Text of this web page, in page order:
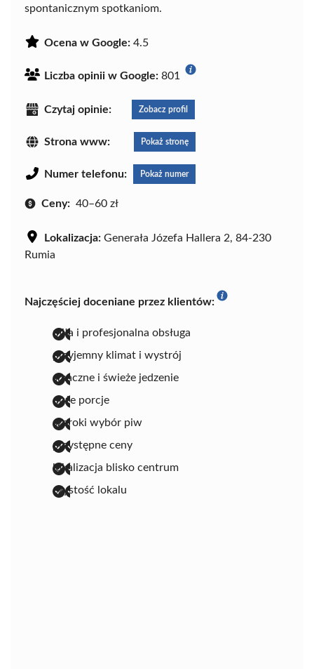
spontanicznym spotkaniom.
Ocena w Google: 4.5
Liczba opinii w Google: 801
Czytaj opinie: Zobacz profil
Strona www: Pokaż stronę
Numer telefonu: Pokaż numer
Ceny: 40–60 zł
Lokalizacja: Generała Józefa Hallera 2, 84-230
Rumia
Najczęściej doceniane przez klientów:
miła i profesjonalna obsługa
przyjemny klimat i wystrój
smaczne i świeże jedzenie
duże porcje
szeroki wybór piw
przystępne ceny
lokalizacja blisko centrum
czystość lokalu